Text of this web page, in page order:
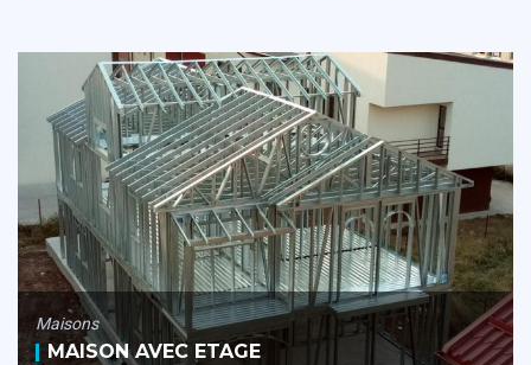
Maisons
MAISON AVEC ETAGE